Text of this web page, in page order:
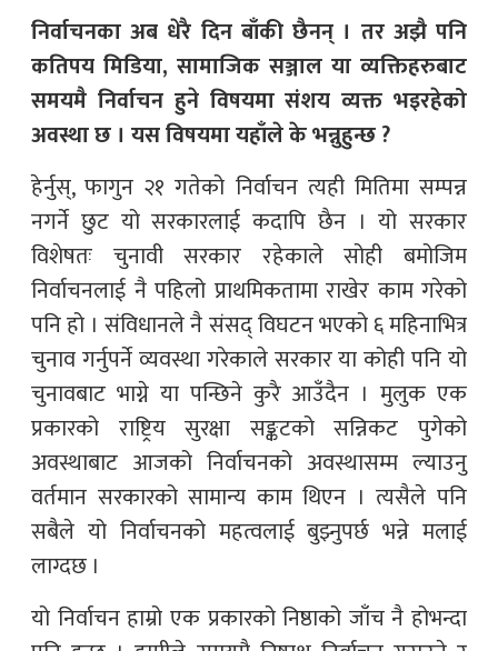
निर्वाचनका अब धेरै दिन बाँकी छैनन् । तर अझै पनि
कतिपय मिडिया, सामाजिक सञ्जाल या व्यक्तिहरुबाट
समयमै निर्वाचन हुने विषयमा संशय व्यक्त भइरहेको
अवस्था छ । यस विषयमा यहाँले के भन्नुहुन्छ ?
हेर्नुस्, फागुन २१ गतेको निर्वाचन त्यही मितिमा सम्पन्न
नगर्ने छुट यो सरकारलाई कदापि छैन । यो सरकार
विशेषतः चुनावी सरकार रहेकाले सोही बमोजिम
निर्वाचनलाई नै पहिलो प्राथमिकतामा राखेर काम गरेको
पनि हो । संविधानले नै संसद् विघटन भएको ६ महिनाभित्र
चुनाव गर्नुपर्ने व्यवस्था गरेकाले सरकार या कोही पनि यो
चुनावबाट भाग्ने या पन्छिने कुरै आउँदैन । मुलुक एक
प्रकारको राष्ट्रिय सुरक्षा सङ्कटको सन्निकट पुगेको
अवस्थाबाट आजको निर्वाचनको अवस्थासम्म ल्याउनु
वर्तमान सरकारको सामान्य काम थिएन । त्यसैले पनि
सबैले यो निर्वाचनको महत्वलाई बुझ्नुपर्छ भन्ने मलाई
लाग्दछ ।
यो निर्वाचन हाम्रो एक प्रकारको निष्ठाको जाँच नै होभन्दा